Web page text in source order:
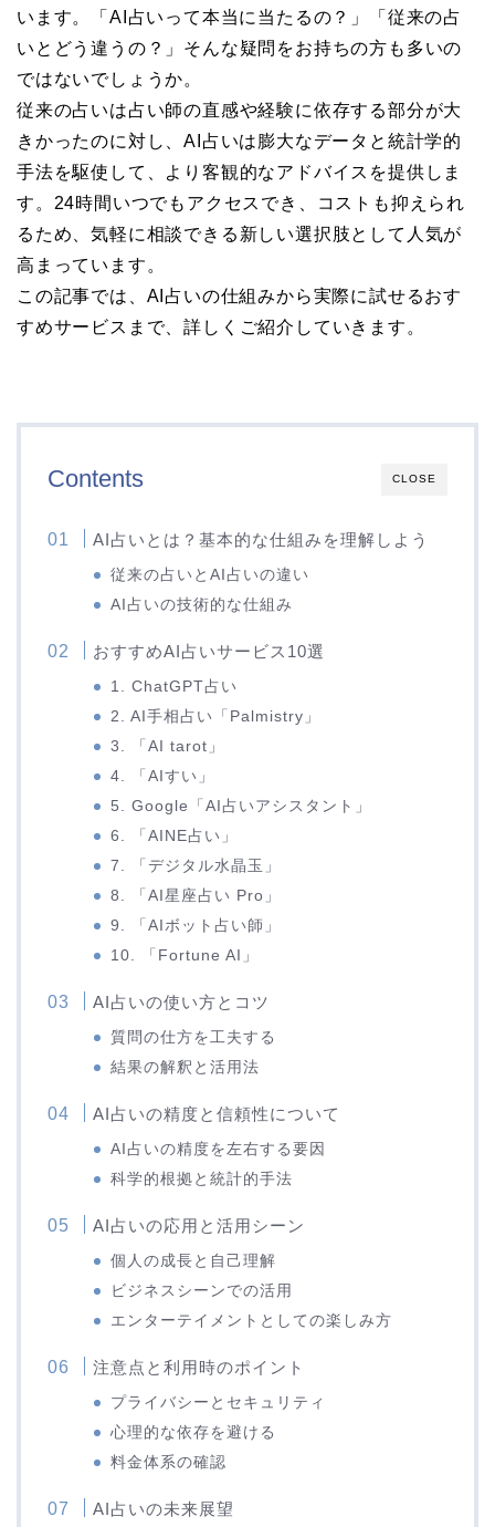
います。「AI占いって本当に当たるの？」「従来の占
いとどう違うの？」そんな疑問をお持ちの方も多いの
ではないでしょうか。
従来の占いは占い師の直感や経験に依存する部分が大
きかったのに対し、AI占いは膨大なデータと統計学的
手法を駆使して、より客観的なアドバイスを提供しま
す。24時間いつでもアクセスでき、コストも抑えられ
るため、気軽に相談できる新しい選択肢として人気が
高まっています。
この記事では、AI占いの仕組みから実際に試せるおす
すめサービスまで、詳しくご紹介していきます。
CLOSE
Contents
AI占いとは？基本的な仕組みを理解しよう
従来の占いとAI占いの違い
AI占いの技術的な仕組み
おすすめAI占いサービス10選
1. ChatGPT占い
2. AI手相占い「Palmistry」
3. 「AI tarot」
4. 「AIすい」
5. Google「AI占いアシスタント」
6. 「AINE占い」
7. 「デジタル水晶玉」
8. 「AI星座占い Pro」
9. 「AIボット占い師」
10. 「Fortune AI」
AI占いの使い方とコツ
質問の仕方を工夫する
結果の解釈と活用法
AI占いの精度と信頼性について
AI占いの精度を左右する要因
科学的根拠と統計的手法
AI占いの応用と活用シーン
個人の成長と自己理解
ビジネスシーンでの活用
エンターテイメントとしての楽しみ方
注意点と利用時のポイント
プライバシーとセキュリティ
心理的な依存を避ける
料金体系の確認
AI占いの未来展望